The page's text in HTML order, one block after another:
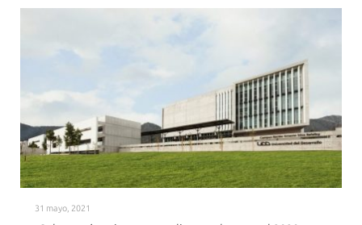
31 mayo, 2021